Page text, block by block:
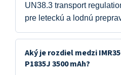
UN38.3 transport
pre leteckú a lodnú
Aký je rozdiel medzi
P1835J 3500 mAh?